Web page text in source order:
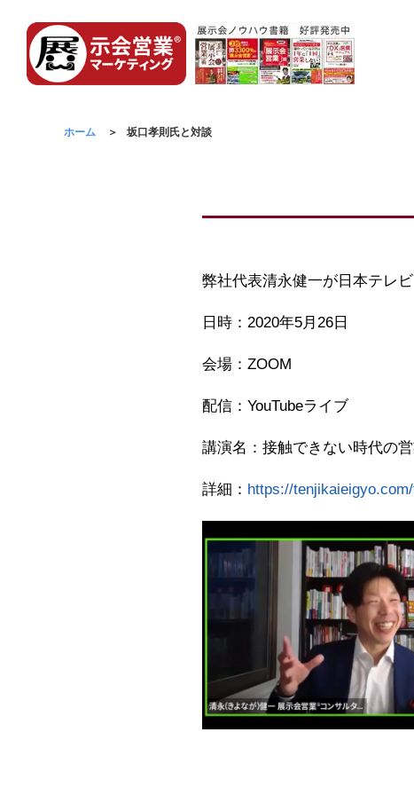
ホーム 坂口孝則氏と対談
弊社代表清永健一が日本テレ
日時：2020年5月26日
会場：ZOOM
配信：YouTubeライブ
講演名：接触できない時代の
詳細： https://